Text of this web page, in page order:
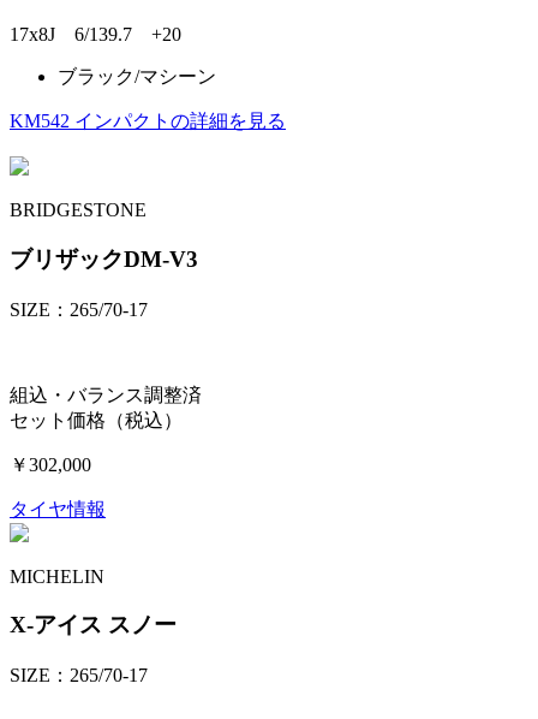
17x8J 6/139.7 +20
ブラック/マシーン
KM542 インパクトの詳細を見る
BRIDGESTONE
ブリザックDM-V3
SIZE：265/70-17
組込・バランス調整済
セット価格（税込）
￥302,000
タイヤ情報
MICHELIN
X-アイス スノー
SIZE：265/70-17